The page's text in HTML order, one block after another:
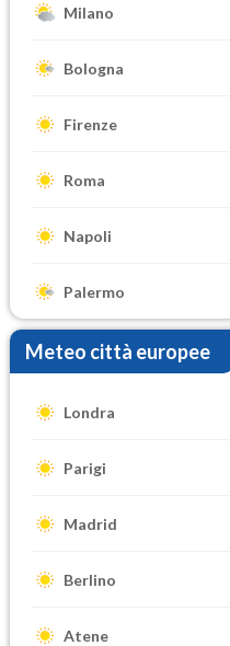
Milano
Bologna
Firenze
Roma
Napoli
Palermo
Meteo città europee
Londra
Parigi
Madrid
Berlino
Atene